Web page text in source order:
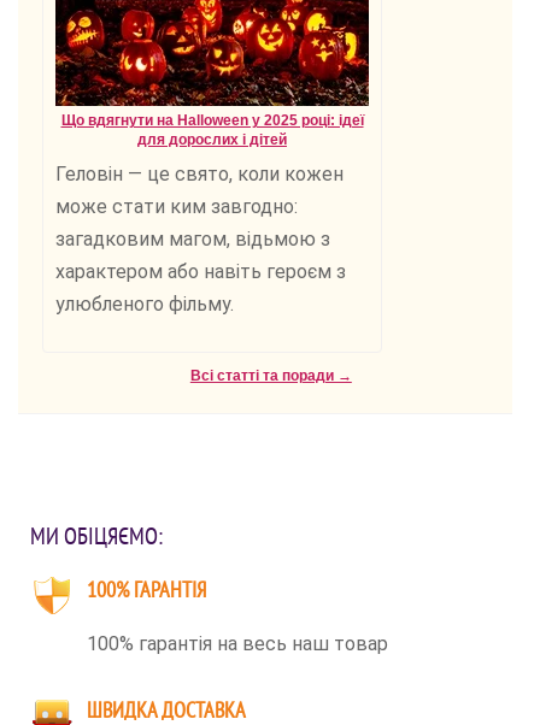
Що вдягнути на Halloween у 2025 році: ідеї
для дорослих і дітей
Геловін — це свято, коли кожен
може стати ким завгодно:
загадковим магом, відьмою з
характером або навіть героєм з
улюбленого фільму.
Всі статті та поради →
МИ ОБІЦЯЄМО:
100% ГАРАНТІЯ
100% гарантія на весь наш товар
ШВИДКА ДОСТАВКА